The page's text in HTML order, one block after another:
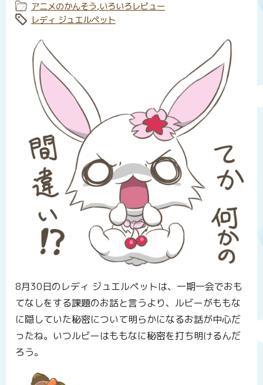
カテゴリー:
アニメのかんそう,いろいろレビュー
タグ:
レディ ジュエルペット
8月30日のレディ ジュエルペットは、一期一会でおも
てなしをする課題のお話と言うより、ルビーがももな
に隠していた秘密について明らかになるお話が中心だ
ったね。いつルビーはももなに秘密を打ち明けるんだ
ろう。